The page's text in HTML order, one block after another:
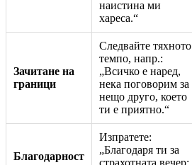
наистина ми
хареса.“
Зачитане на
граници
Следвайте тяхното
темпо, напр.:
„Всичко е наред,
нека поговорим за
нещо друго, което
ти е приятно.“
Благодарност
Изпратете:
„Благодаря ти за
страхотната вечер;